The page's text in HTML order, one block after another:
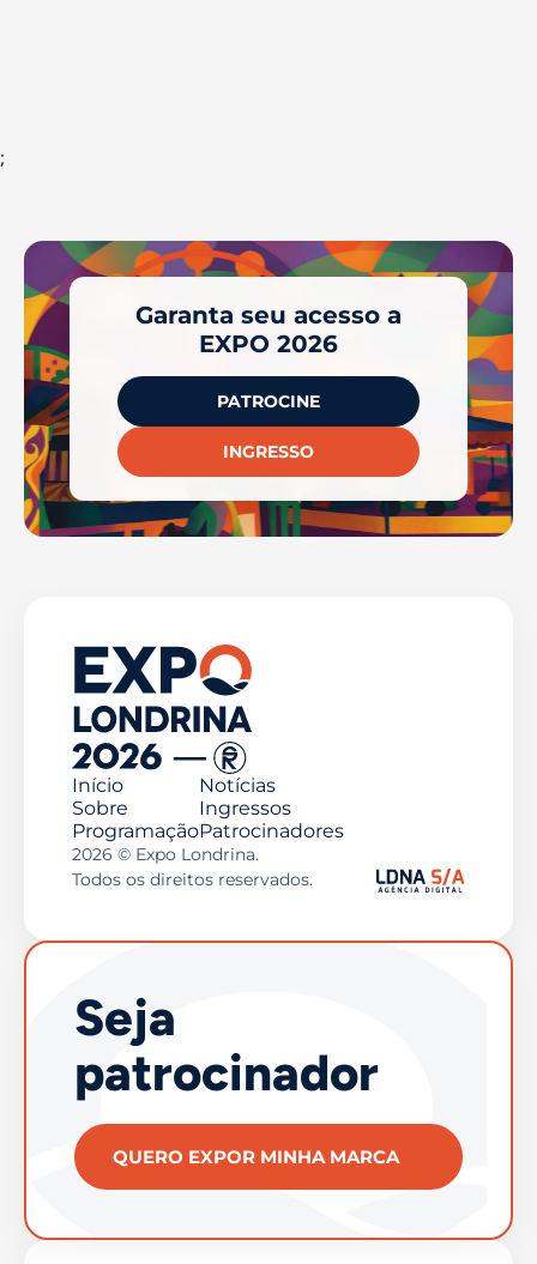
;
Garanta seu acesso a
EXPO 2026
PATROCINE
INGRESSO
Início
Sobre
Programação
Notícias
Ingressos
Patrocinadores
2026 © Expo Londrina.
Todos os direitos reservados.
Seja
patrocinador
QUERO EXPOR MINHA MARCA